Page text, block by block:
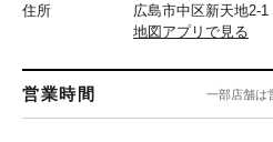
住所
広島市中区新天地2-1
地図アプリで見る
営業時間 一部店舗は